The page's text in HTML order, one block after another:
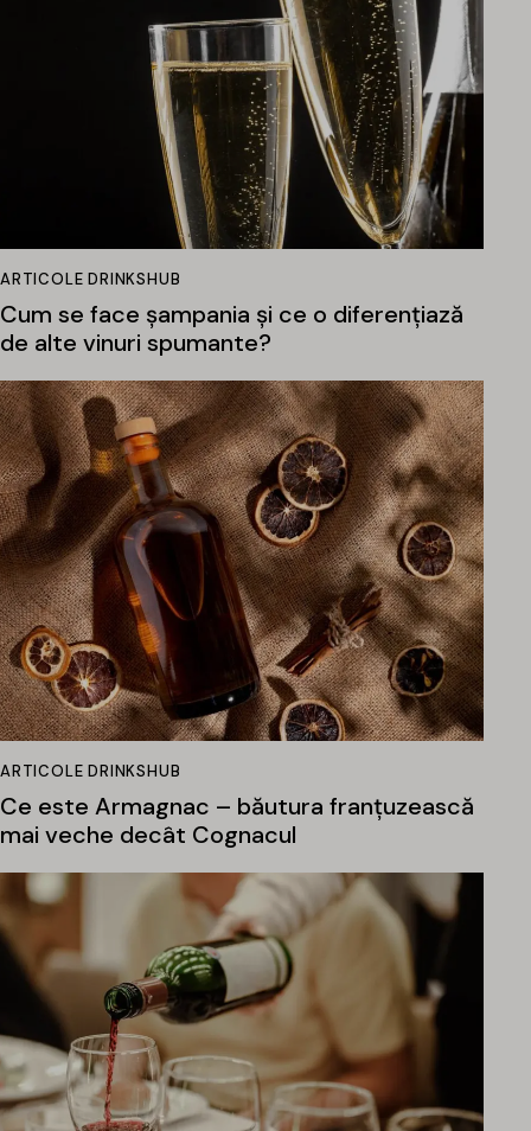
ARTICOLE DRINKSHUB
Cum se face șampania și ce o diferențiază
de alte vinuri spumante?
ARTICOLE DRINKSHUB
Ce este Armagnac – băutura franțuzească
mai veche decât Cognacul